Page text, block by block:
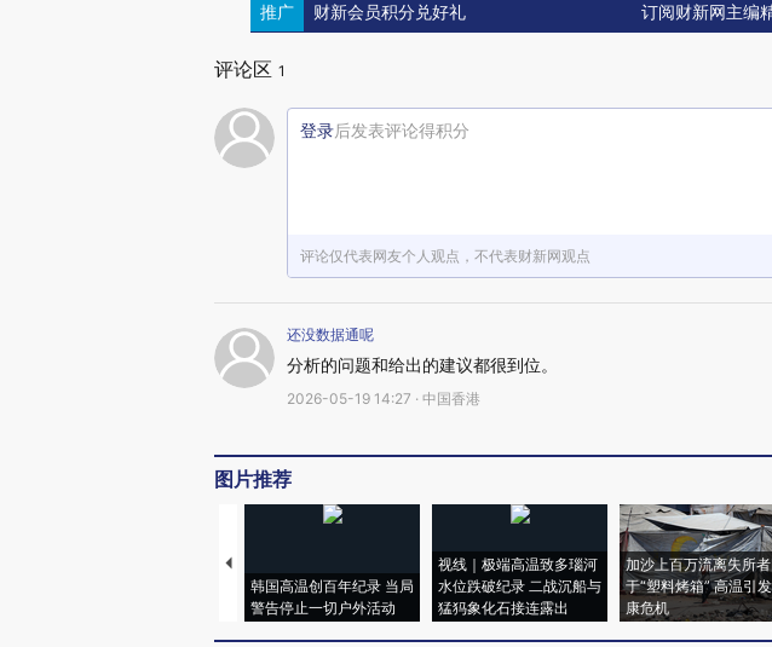
推广 财新会员积分兑好礼 订阅财新网主编
评论区 1
登录后发表评论得积分
评论仅代表网友个人观点，不代表财新网观点
还没数据通呢
分析的问题和给出的建议都很到位。
2026-05-19 14:27 · 中国香港
图片推荐
韩国高温创百年纪录 当局
警告停止一切户外活动
视线｜极端高温致多瑙河
水位跌破纪录 二战沉船与
猛犸象化石接连露出
加沙上百万流离失所
于“塑料烤箱” 高温引
康危机